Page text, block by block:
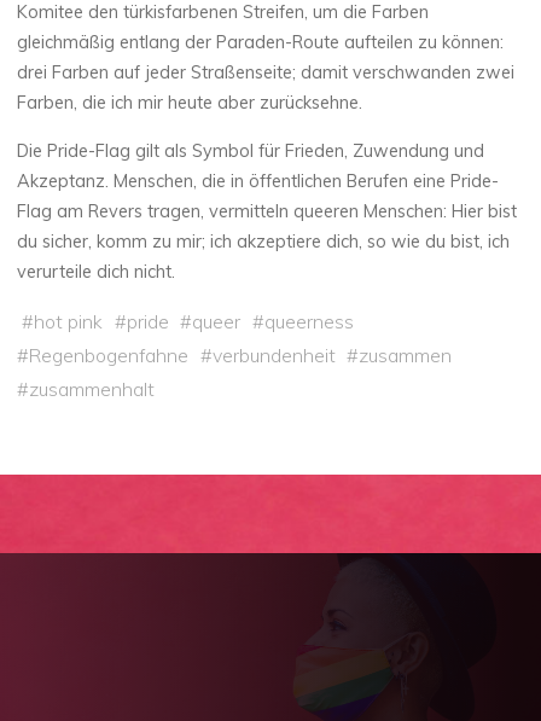
Komitee den türkisfarbenen Streifen, um die Farben
gleichmäßig entlang der Paraden-Route aufteilen zu können:
drei Farben auf jeder Straßenseite; damit verschwanden zwei
Farben, die ich mir heute aber zurücksehne.
Die Pride-Flag gilt als Symbol für Frieden, Zuwendung und
Akzeptanz. Menschen, die in öffentlichen Berufen eine Pride-
Flag am Revers tragen, vermitteln queeren Menschen: Hier bist
du sicher, komm zu mir; ich akzeptiere dich, so wie du bist, ich
verurteile dich nicht.
#hot pink #pride #queer #queerness
#Regenbogenfahne #verbundenheit #zusammen
#zusammenhalt